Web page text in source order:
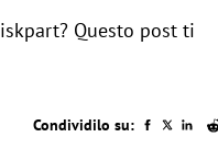
Questo post ti
Condividilo su: